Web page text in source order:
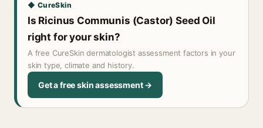
◆ CureSkin
Is Ricinus Communis (Castor) Seed Oil
right for your skin?
A free CureSkin dermatologist assessment factors in your
skin type, climate and history.
Get a free skin assessment →